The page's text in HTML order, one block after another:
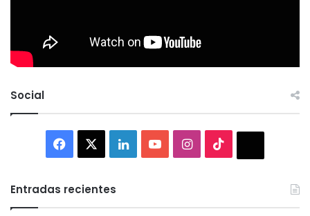
Social
Facebook LinkedInYouTubeInstagram
Entradas recientes